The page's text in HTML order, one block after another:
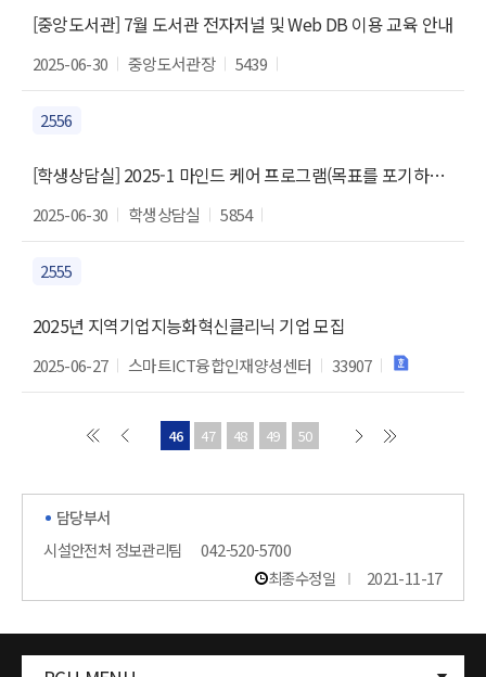
[중앙도서관] 7월 도서관 전자저널 및 Web DB 이용 교육 안내
2025-06-30 중앙도서관장 5439
2556
[학생상담실] 2025-1 마인드 케어 프로그램(목표를 포기하고 싶을 때 극복하는 법)
2025-06-30 학생상담실 5854
2555
2025년 지역기업지능화혁신클리닉 기업 모집
2025-06-27 스마트ICT융합인재양성센터 33907
46 47 48 49 50
담당부서
시설안전처 정보관리팀
042-520-5700
최종수정일
2021-11-17